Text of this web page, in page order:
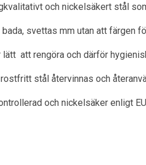
och nickelsäkert stål
bada, svettas mm utan att färgen
att rengöra och därför
stål återvinnas och
och nickelsäker enligt